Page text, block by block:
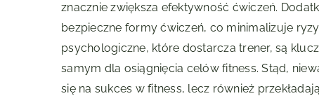
znacznie zwiększa efektywność ćwiczeń.
bezpieczne formy ćwiczeń, co minimalizuje
psychologiczne, które dostarcza trener, są
samym dla osiągnięcia celów fitness. Stąd,
się na sukces w fitness, lecz również